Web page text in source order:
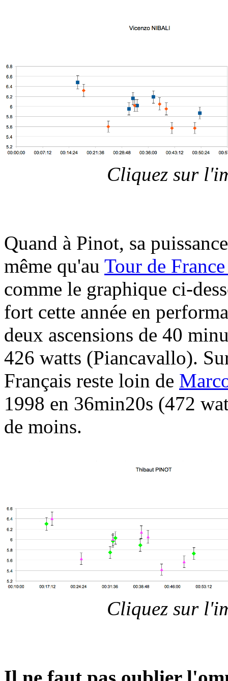
Cliquez sur
Quand à Pinot, sa
même qu'au Tour de
comme le graphique ci-
fort cette année en
deux ascensions de 40
426 watts (Piancavallo).
Français reste loin de
1998 en 36min20s (472
de moins.
Cliquez sur